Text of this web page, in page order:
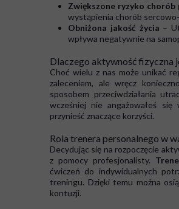
Zwiększone ryzyko chorób
wystąpienia chorób
Obniżona jakość życia –
wpływa negatywnie na
Dlaczego aktywność fizyczna
Choć wielu z nas może unikać
zaleceniem, ale wręcz
sposobem przeciwdziałania
wcześniej nie angażowałeś
przynieść znaczące korzyści.
Rola trenera personalnego w
Decydując się na rozpoczęcie
z pomocy profesjonalisty.
ćwiczeń do indywidualnych
treningu. Dzięki temu można
kontuzji.